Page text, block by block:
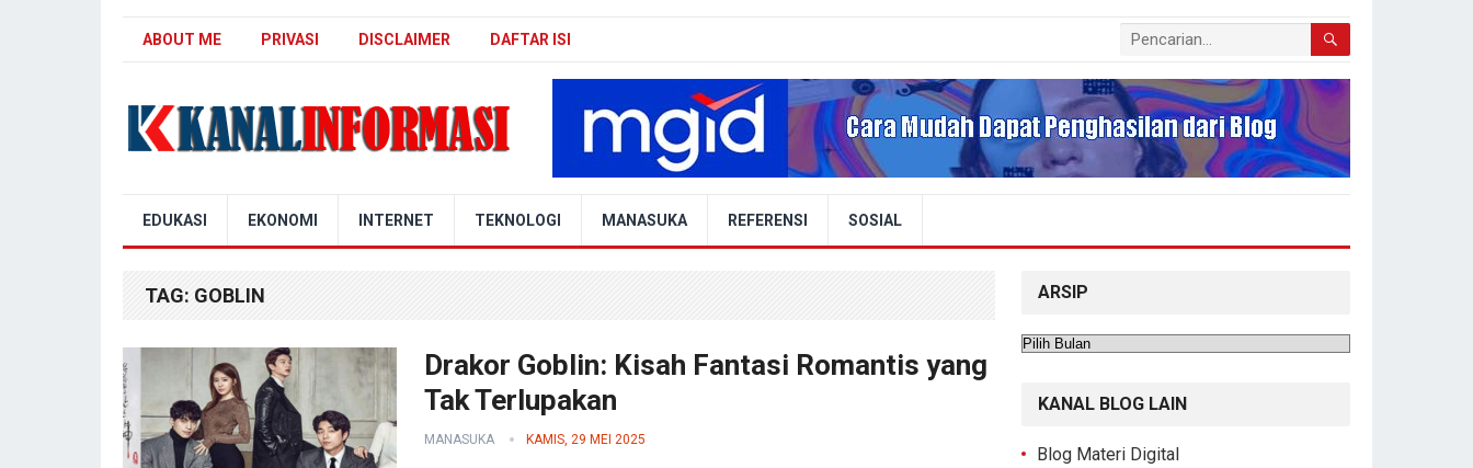
ABOUT ME PRIVASI DISCLAIMER DAFTAR ISI
EDUKASI EKONOMI INTERNET TEKNOLOGI MANASUKA REFERENSI SOSIAL
TAG: GOBLIN
Drakor Goblin: Kisah Fantasi Romantis yang
Tak Terlupakan
MANASUKA KAMIS, 29 MEI 2025
ARSIP
Arsip
KANAL BLOG LAIN
Blog Materi Digital